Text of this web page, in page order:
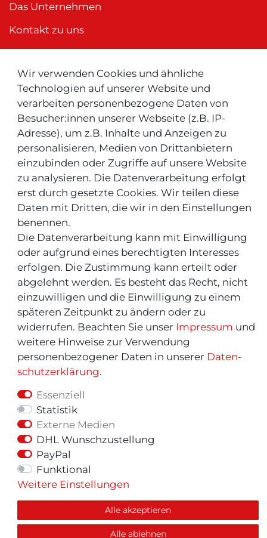
Wir verwenden Cookies und ähnliche
Technologien auf unserer Website und
verarbeiten personenbezogene Daten von
Besucher:innen unserer Webseite (z.B. IP-
Adresse), um z.B. Inhalte und Anzeigen zu
personalisieren, Medien von Drittanbietern
einzubinden oder Zugriffe auf unsere Website
zu analysieren. Die Datenverarbeitung erfolgt
erst durch gesetzte Cookies. Wir teilen diese
Daten mit Dritten, die wir in den Einstellungen
benennen.
Die Datenverarbeitung kann mit Einwilligung
oder aufgrund eines berechtigten Interesses
erfolgen. Die Zustimmung kann erteilt oder
abgelehnt werden. Es besteht das Recht, nicht
einzuwilligen und die Einwilligung zu einem
späteren Zeitpunkt zu ändern oder zu
widerrufen. Beachten Sie unser Impressum und
weitere Hinweise zur Verwendung
personenbezogener Daten in unserer Daten­
schutz­erklärung.
Essenziell
Statistik
Externe Medien
DHL Wunschzustellung
PayPal
Funktional
Weitere Einstellungen
Alle akzeptieren
Alle ablehnen
Das Unternehmen
Kontakt zu uns
Neu ! Für Kunden aus der Schweiz:
INFOS & TIPPS
Rücksendeservice/-Informationen
Informationen "MeinEinkauf.ch"
© Copyright 2026 | Alle Rechte vorbehalten.